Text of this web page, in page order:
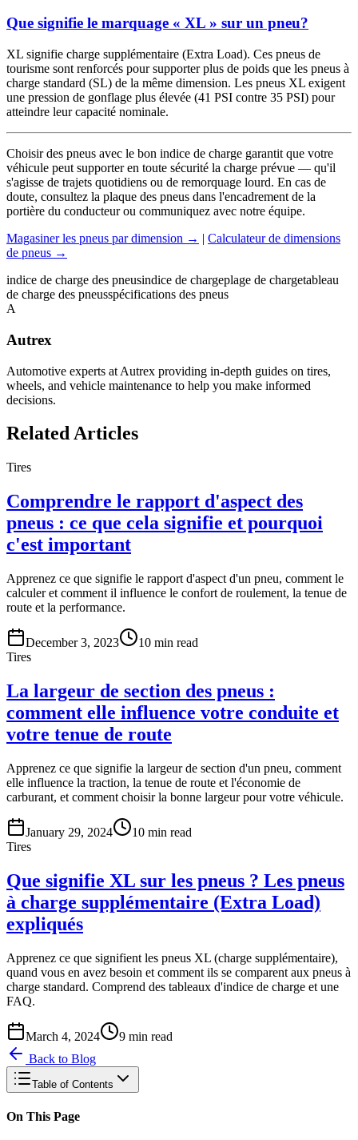
Que signifie le marquage « XL » sur un pneu?
XL signifie charge supplémentaire (Extra Load). Ces pneus de
tourisme sont renforcés pour supporter plus de poids que les pneus à
charge standard (SL) de la même dimension. Les pneus XL exigent
une pression de gonflage plus élevée (41 PSI contre 35 PSI) pour
atteindre leur capacité nominale.
Choisir des pneus avec le bon indice de charge garantit que votre
véhicule peut supporter en toute sécurité la charge prévue — qu'il
s'agisse de trajets quotidiens ou de remorquage lourd. En cas de
doute, consultez la plaque des pneus dans l'encadrement de la
portière du conducteur ou communiquez avec notre équipe.
Magasiner les pneus par dimension → | Calculateur de dimensions
de pneus →
indice de charge des pneusindice de chargeplage de chargetableau
de charge des pneusspécifications des pneus
A
Autrex
Automotive experts at Autrex providing in-depth guides on tires,
wheels, and vehicle maintenance to help you make informed
decisions.
Related Articles
Tires
Comprendre le rapport d'aspect des
pneus : ce que cela signifie et pourquoi
c'est important
Apprenez ce que signifie le rapport d'aspect d'un pneu, comment le
calculer et comment il influence le confort de roulement, la tenue de
route et la performance.
December 3, 2023 10 min read
Tires
La largeur de section des pneus :
comment elle influence votre conduite et
votre tenue de route
Apprenez ce que signifie la largeur de section d'un pneu, comment
elle influence la traction, la tenue de route et l'économie de
carburant, et comment choisir la bonne largeur pour votre véhicule.
January 29, 2024 10 min read
Tires
Que signifie XL sur les pneus ? Les pneus
à charge supplémentaire (Extra Load)
expliqués
Apprenez ce que signifient les pneus XL (charge supplémentaire),
quand vous en avez besoin et comment ils se comparent aux pneus à
charge standard. Comprend des tableaux d'indice de charge et une
FAQ.
March 4, 2024 9 min read
Back to Blog
Table of Contents
On This Page